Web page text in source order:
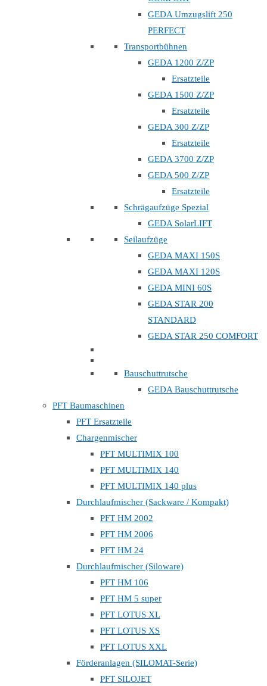
GEDA Umzugslift 250
PERFECT
Transportbühnen
GEDA 1200 Z/ZP
Ersatzteile
GEDA 1500 Z/ZP
Ersatzteile
GEDA 300 Z/ZP
Ersatzteile
GEDA 3700 Z/ZP
GEDA 500 Z/ZP
Ersatzteile
Schrägaufzüge Spezial
GEDA SolarLIFT
Seilaufzüge
GEDA MAXI 150S
GEDA MAXI 120S
GEDA MINI 60S
GEDA STAR 200
STANDARD
GEDA STAR 250 COMFORT
Bauschuttrutsche
GEDA Bauschuttrutsche
PFT Baumaschinen
PFT Ersatzteile
Chargenmischer
PFT MULTIMIX 100
PFT MULTIMIX 140
PFT MULTIMIX 140 plus
Durchlaufmischer (Sackware / Kompakt)
PFT HM 2002
PFT HM 2006
PFT HM 24
Durchlaufmischer (Siloware)
PFT HM 106
PFT HM 5 super
PFT LOTUS XL
PFT LOTUS XS
PFT LOTUS XXL
Förderanlagen (SILOMAT-Serie)
PFT SILOJET